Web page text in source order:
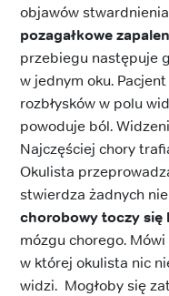
objawów
pozagałkowe
przebiegu następuje
w jednym oku.
rozbłysków w polu
powoduje ból.
Najczęściej chory
Okulista
stwierdza żadnych
chorobowy toczy się
mózgu chorego.
w której okulista nic
widzi. Mogłoby się